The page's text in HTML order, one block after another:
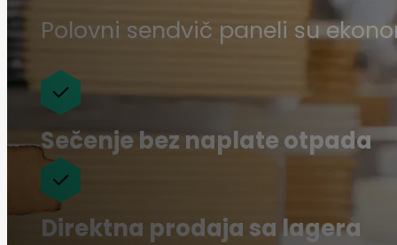
Polovni sendvič paneli su
Sečenje bez naplate otpada
Direktna prodaja sa lagera